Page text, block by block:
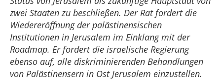
zwei Staaten zu beschließen. Der Rat fordert die
Wiedereröffnung der palästinensischen
Institutionen in Jerusalem im Einklang mit der
Roadmap. Er fordert die israelische Regierung
ebenso auf, alle diskriminierenden Behandlungen
von Palästinensern in Ost Jerusalem einzustellen.